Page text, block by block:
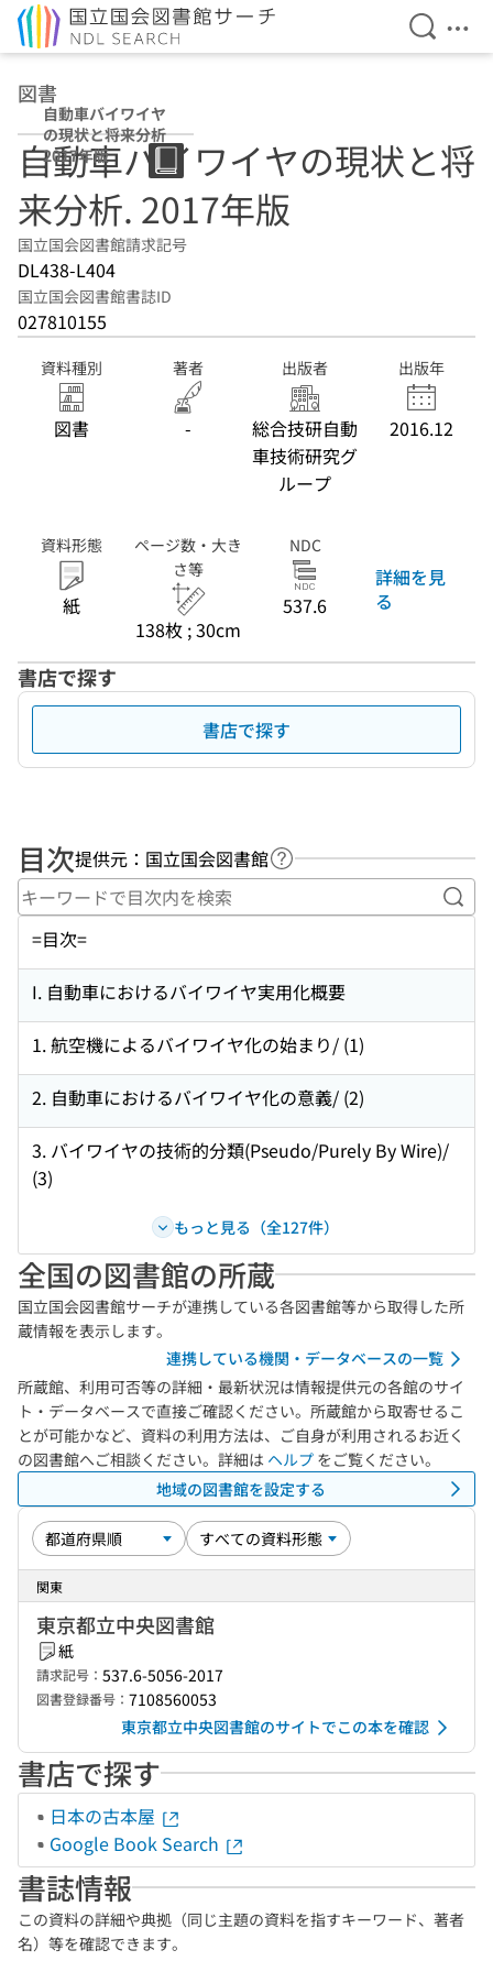
検索を
メ
図書
自動車バイワイヤ
の現状と将来分析
2017年版
自動車バイワイヤの現状と将
来分析. 2017年版
国立国会図書館請求記号
DL438-L404
国立国会図書館書誌ID
027810155
資料種別
図書
著者
-
出版者
総合技研自動
車技術研究グ
ループ
出版年
2016.12
資料形態
紙
ページ数・大き
さ等
138枚 ; 30cm
NDC
537.6
詳細を見
る
書店で探す
書店で探す
目次提供元：国立国会図書館 ヘルプページへのリンク
キ
=目次=
I. 自動車におけるバイワイヤ実用化概要
1. 航空機によるバイワイヤ化の始まり/ (1)
2. 自動車におけるバイワイヤ化の意義/ (2)
3. バイワイヤの技術的分類(Pseudo/Purely By Wire)/
(3)
もっと見る（全127件）
全国の図書館の所蔵
国立国会図書館サーチが連携している各図書館等から取得した所
蔵情報を表示します。
連携している機関・データベースの一覧
所蔵館、利用可否等の詳細・最新状況は情報提供元の各館のサイ
ト・データベースで直接ご確認ください。所蔵館から取寄せるこ
とが可能かなど、資料の利用方法は、ご自身が利用されるお近く
の図書館へご相談ください。詳細は ヘルプ をご覧ください。
地域の図書館を設定する
関東
東京都立中央図書館
紙
請求記号： 537.6-5056-2017
図書登録番号： 7108560053
東京都立中央図書館のサイトでこの本を確認
書店で探す
日本の古本屋
Google Book Search
書誌情報
この資料の詳細や典拠（同じ主題の資料を指すキーワード、著者
名）等を確認できます。